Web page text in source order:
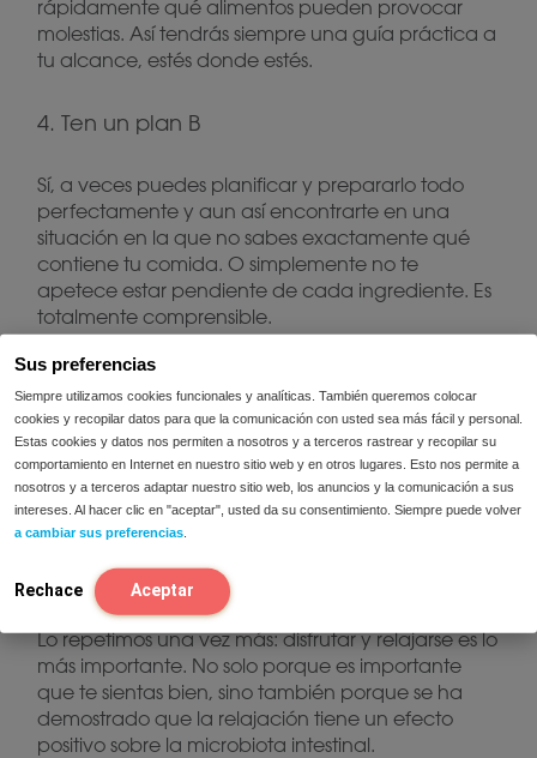
Sus preferencias
Siempre utilizamos cookies funcionales y analíticas. También queremos colocar
cookies y recopilar datos para que la comunicación con usted sea más fácil y personal.
Estas cookies y datos nos permiten a nosotros y a terceros rastrear y recopilar su
comportamiento en Internet en nuestro sitio web y en otros lugares. Esto nos permite a
nosotros y a terceros adaptar nuestro sitio web, los anuncios y la comunicación a sus
intereses. Al hacer clic en "aceptar", usted da su consentimiento. Siempre puede volver
a cambiar sus preferencias
Rechace Aceptar
rápidamente qué alimentos pueden provocar
molestias. Así tendrás siempre una guía práctica a
tu alcance, estés donde estés.
4. Ten un plan B
Sí, a veces puedes planificar y prepararlo todo
perfectamente y aun así encontrarte en una
situación en la que no sabes exactamente qué
contiene tu comida. O simplemente no te
apetece estar pendiente de cada ingrediente. Es
totalmente comprensible.
Para esos momentos, durante las vacaciones, en
un festival o en cualquier situación inesperada, las
mezclas de enzimas comoFODMIX pueden ser
una solución práctica. Lleva una caja contigo y
siempre tendrás un respaldo para esos momentos
imprevistos.
5. Sigue disfrutando
Lo repetimos una vez más: disfrutar y relajarse es lo
más importante. No solo porque es importante
que te sientas bien, sino también porque se ha
demostrado que la relajación tiene un efecto
positivo sobre la microbiota intestinal.